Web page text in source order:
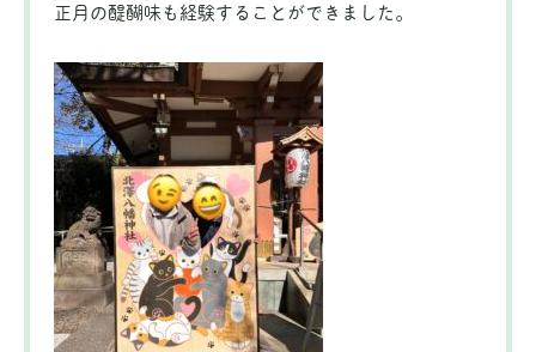
正月の醍醐味も経験することができました。